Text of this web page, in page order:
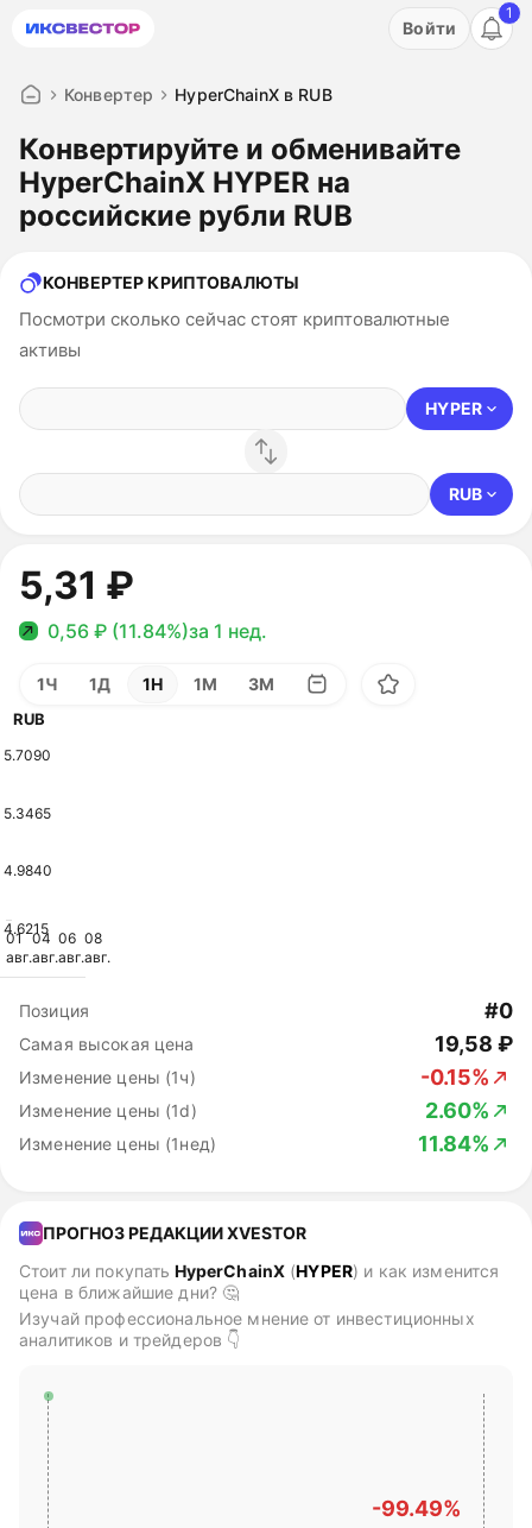
Акция: бесплатный пробный период на 3 дня!
Войти
1
Конвертер HyperChainX в RUB
Конвертируйте и обменивайте
HyperChainX HYPER на
российские рубли RUB
КОНВЕРТЕР КРИПТОВАЛЮТЫ
Посмотри сколько сейчас стоят криптовалютные
активы
HYPER
RUB
5,31 ₽
0,56 ₽ (11.84%)за 1 нед.
1Ч 1Д 1Н 1М 3М
01
авг.
04
авг.
06
авг.
08
авг.
RUB
5.7090
5.3465
4.9840
4.6215
Позиция #0
Самая высокая цена 19,58 ₽
Изменение цены (1ч) -0.15%
Изменение цены (1d) 2.60%
Изменение цены (1нед) 11.84%
ПРОГНОЗ РЕДАКЦИИ XVESTOR
Стоит ли покупать HyperChainX (HYPER) и как изменится
цена в ближайшие дни? 🤔
Изучай профессиональное мнение от инвестиционных
аналитиков и трейдеров 👇
-99.49%